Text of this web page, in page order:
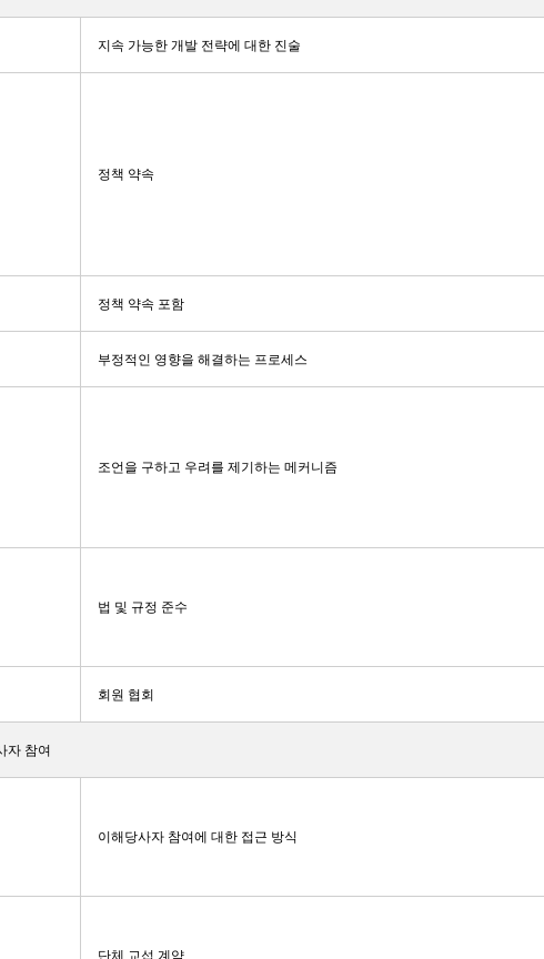
지속 가능한 개발 전략에 대한 진술
정책 약속
정책 약속 포함
부정적인 영향을 해결하는 프로세스
조언을 구하고 우려를 제기하는 메커니즘
법 및 규정 준수
회원 협회
자 참여
이해당사자 참여에 대한 접근 방식
단체 교섭 계약